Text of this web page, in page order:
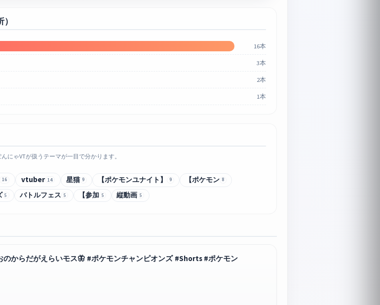
16本
3本
2本
1本
にゃVTが扱うテーマが一目で分かります。
16 vtuber 14 星猫 9 【ポケモンユナイト】 9 【ポケモン 8
5 バトルフェス 5 【参加 5 縦動画 5
のからだがえらいモス🦋 #ポケモンチャンピオンズ #Shorts #ポケモン